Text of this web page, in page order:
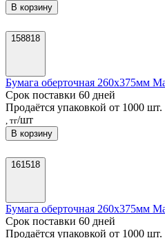
В корзину
158818
Бумага оберточная 260х375мм
Срок поставки 60 дней
Продаётся упаковкой от 1000 шт.
, тг/шт
В корзину
161518
Бумага оберточная 260х375мм
Срок поставки 60 дней
Продаётся упаковкой от 1000 шт.